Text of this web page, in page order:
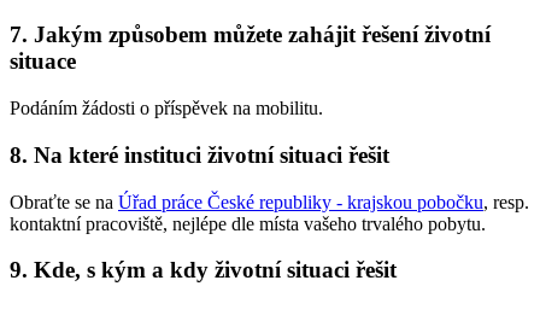
7. Jakým způsobem můžete zahájit řešení životní
situace
Podáním žádosti o příspěvek na mobilitu.
8. Na které instituci životní situaci řešit
Obraťte se na Úřad práce České republiky - krajskou pobočku, resp.
kontaktní pracoviště, nejlépe dle místa vašeho trvalého pobytu.
9. Kde, s kým a kdy životní situaci řešit